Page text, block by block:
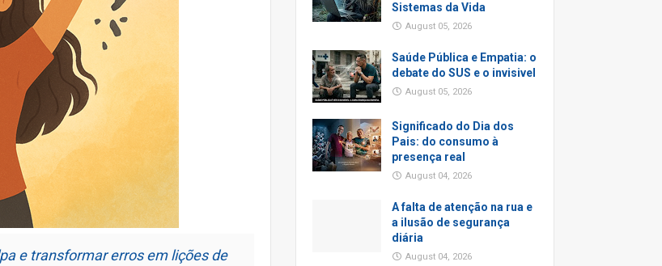
e transformar erros em lições de
Sistemas da Vida
August 05, 2026
Saúde Pública e Empatia: o
debate do SUS e o invisivel
August 05, 2026
Significado do Dia dos
Pais: do consumo à
presença real
August 04, 2026
A falta de atenção na rua e
a ilusão de segurança
diária
August 04, 2026